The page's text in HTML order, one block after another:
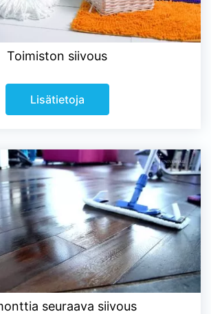
Toimiston siivous
Lisätietoja
seuraava siivous